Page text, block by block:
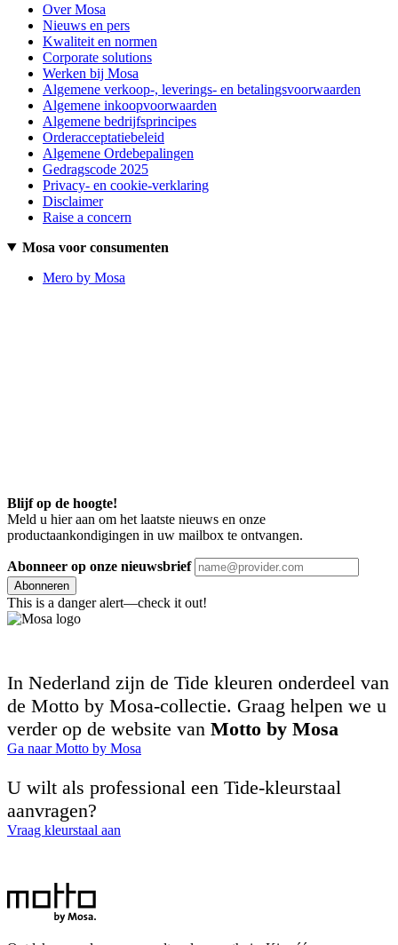
Over Mosa
Nieuws en pers
Kwaliteit en normen
Corporate solutions
Werken bij Mosa
Algemene verkoop-, leverings- en betalingsvoorwaarden
Algemene inkoopvoorwaarden
Algemene bedrijfsprincipes
Orderacceptatiebeleid
Algemene Ordebepalingen
Gedragscode 2025
Privacy- en cookie-verklaring
Disclaimer
Raise a concern
Mosa voor consumenten
Mero by Mosa
Blijf op de hoogte!
Meld u hier aan om het laatste nieuws en onze
productaankondigingen in uw mailbox te ontvangen.
Abonneer op onze nieuwsbrief
Abonneren
This is a danger alert—check it out!
In Nederland zijn de Tide kleuren onderdeel van
de Motto by Mosa-collectie. Graag helpen we u
verder op de website van Motto by Mosa
Ga naar Motto by Mosa
U wilt als professional een Tide-kleurstaal
aanvragen?
Vraag kleurstaal aan